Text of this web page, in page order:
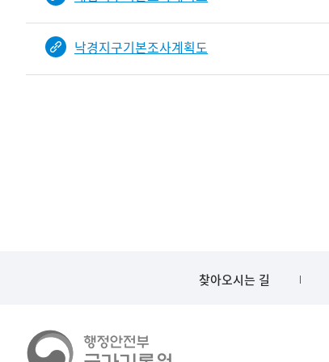
낙경지구기본조사계획도
찾아오시는 길